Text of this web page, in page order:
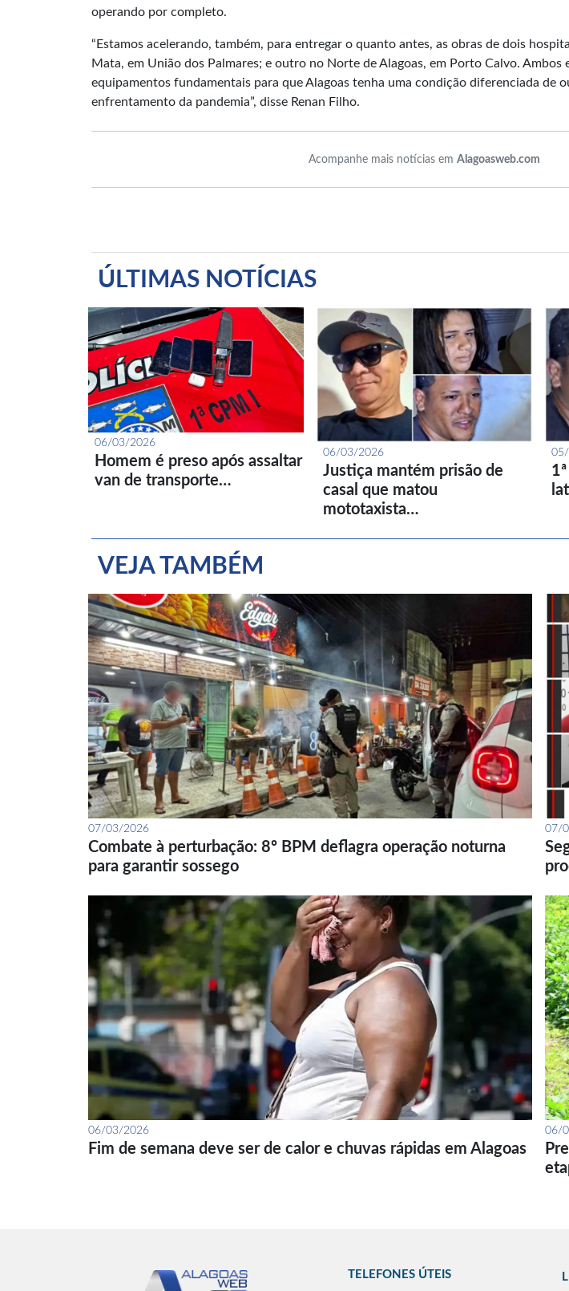
operando por completo.
“Estamos acelerando, também, para entregar o quanto antes, as obras de dois
Mata, em União dos Palmares; e outro no Norte de Alagoas, em Porto Calvo. Ambos
equipamentos fundamentais para que Alagoas tenha uma condição diferenciada de
enfrentamento da pandemia”, disse Renan Filho.
Acompanhe mais notícias em Alagoasweb.com
ÚLTIMAS NOTÍCIAS
06/03/2026
Homem é preso após assaltar
van de transporte…
06/03/2026
Justiça mantém prisão de
casal que matou
mototaxista…
VEJA TAMBÉM
07/03/2026
Combate à perturbação: 8º BPM deflagra operação noturna
para garantir sossego
07/
06/03/2026
Fim de semana deve ser de calor e chuvas rápidas em Alagoas
06/
TELEFONES ÚTEIS